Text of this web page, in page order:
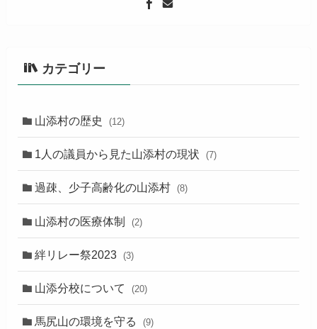
カテゴリー
山添村の歴史 (12)
1人の議員から見た山添村の現状 (7)
過疎、少子高齢化の山添村 (8)
山添村の医療体制 (2)
絆リレー祭2023 (3)
山添分校について (20)
馬尻山の環境を守る (9)